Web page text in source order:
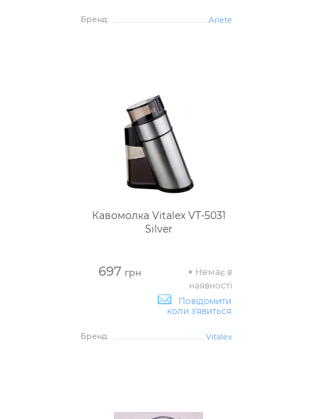
Бренд: Ariete
Кавомолка Vitalex VT-5031
Silver
697 грн
Немає в
наявності
Повідомити
коли з'явиться
Бренд: Vitalex